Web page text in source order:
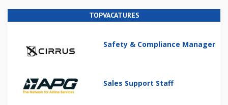
TOPVACATURES
Safety & Compliance Manager
Sales Support Staff